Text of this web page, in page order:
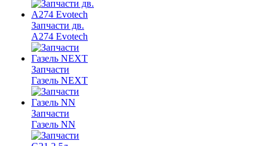
Запчасти дв.
A274 Evotech
Запчасти
Газель NEXT
Запчасти
Газель NN